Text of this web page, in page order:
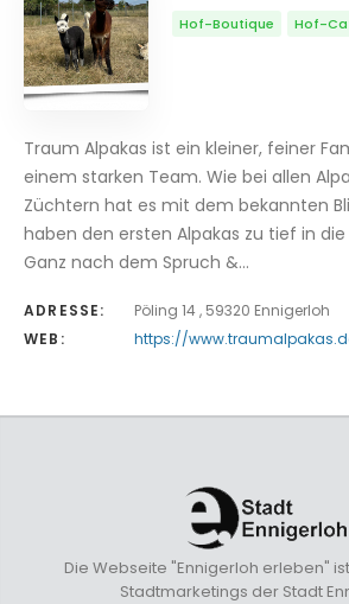
Hof-Boutique Hof-
Traum Alpakas ist ein kleiner, feiner
einem starken Team. Wie bei allen
Züchtern hat es mit dem bekannten
haben den ersten Alpakas zu tief in
Ganz nach dem Spruch &…
ADRESSE:
Pöling 14 , 59320 Ennigerloh
WEB:
https://
Die Webseite "Ennigerloh erleben"
Stadtmarketings der Stadt